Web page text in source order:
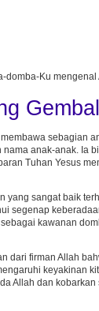
Ku mengenal
sebagian
anak-anak. Ia
Tuhan Yesus
sangat baik
segenap
kawanan
dari firman Allah
keyakinan
Allah dan